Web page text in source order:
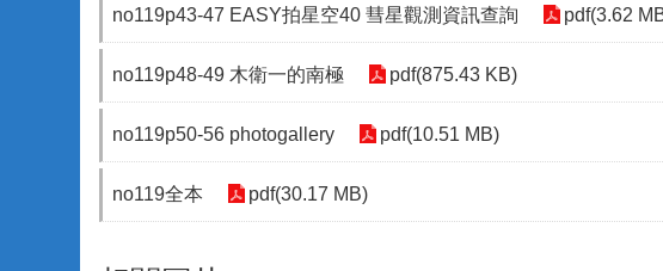
no119p43-47 EASY拍星空40 彗星觀測資訊查詢 pdf(3.62
no119p48-49 木衛一的南極 pdf(875.43 KB)
no119p50-56 photogallery pdf(10.51 MB)
no119全本 pdf(30.17 MB)